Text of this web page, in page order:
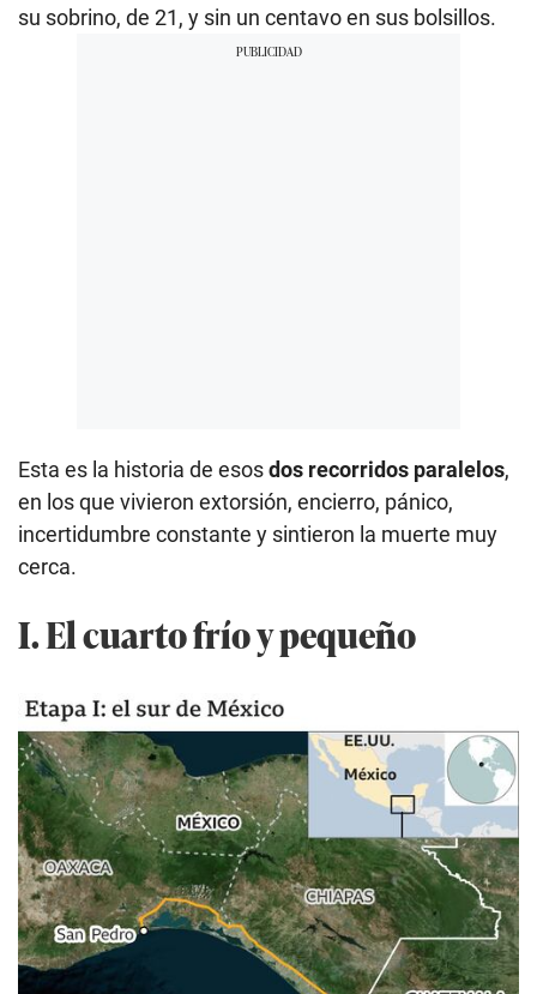
su sobrino, de 21, y sin un centavo en sus bolsillos.
Esta es la historia de esosdos recorridos paralelos,
en los que vivieron extorsión, encierro, pánico,
incertidumbre constante y sintieron la muerte muy
cerca.
I. El cuarto frío y pequeño